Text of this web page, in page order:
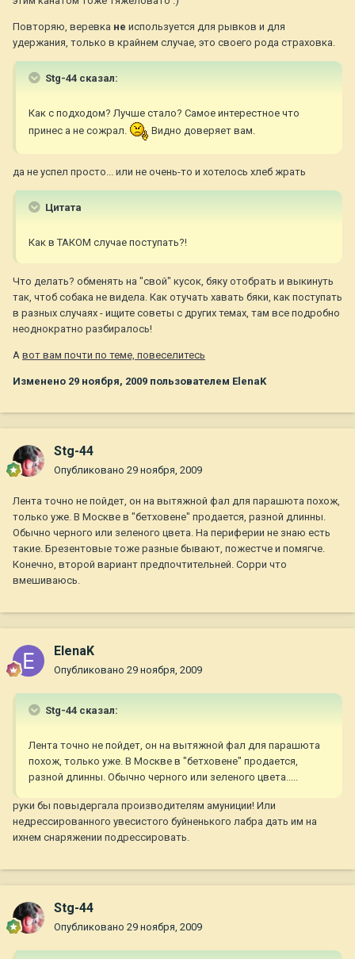
Повторяю, веревка не используется для рывков и для
удержания, только в крайнем случае, это своего рода страховка.
Stg-44 сказал:
Как с подходом? Лучше стало? Самое интерестное что
принес а не сожрал.
Видно доверяет вам.
да не успел просто... или не очень-то и хотелось хлеб жрать
Цитата
Как в ТАКОМ случае поступать?!
Что делать? обменять на "свой" кусок, бяку отобрать и выкинуть
так, чтоб собака не видела. Как отучать хавать бяки, как поступать
в разных случаях - ищите советы с других темах, там все подробно
неоднократно разбиралось!
А вот вам почти по теме, повеселитесь
Изменено 29 ноября, 2009 пользователем ElenaK
Stg-44
Опубликовано 29 ноября, 2009
Лента точно не пойдет, он на вытяжной фал для парашюта похож,
только уже. В Москве в "бетховене" продается, разной длинны.
Обычно черного или зеленого цвета. На периферии не знаю есть
такие. Брезентовые тоже разные бывают, пожестче и помягче.
Конечно, второй вариант предпочтительней. Сорри что
вмешиваюсь.
ElenaK
Опубликовано 29 ноября, 2009
Stg-44 сказал:
Лента точно не пойдет, он на вытяжной фал для парашюта
похож, только уже. В Москве в "бетховене" продается,
разной длинны. Обычно черного или зеленого цвета.....
руки бы повыдергала производителям амуниции! Или
недрессированного увесистого буйненького лабра дать им на
ихнем снаряжении подрессировать.
Stg-44
Опубликовано 29 ноября, 2009